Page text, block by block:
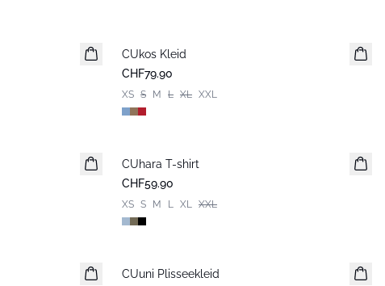
CUkos Kleid
CHF79.90
XS S M L XL XXL
CUhara T-shirt
CHF59.90
XS S M L XL XXL
CUuni Plisseekleid